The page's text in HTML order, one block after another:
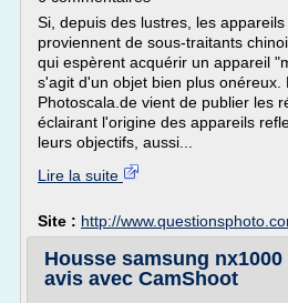
Si, depuis des lustres, les
proviennent de sous-traitants
qui espèrent acquérir un appareil
s'agit d'un objet bien plus onéreux.
Photoscala.de vient de publier les
éclairant l'origine des appareils
leurs objectifs, aussi...
Lire la suite
Site : http://
Housse samsung
avis avec CamShoot